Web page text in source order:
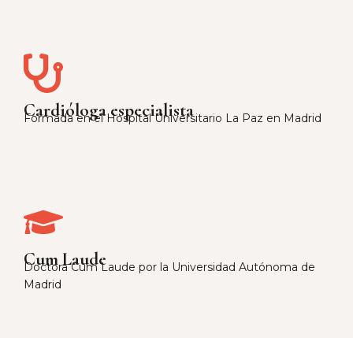
Cardióloga especialista
Formada en el Hospital Universitario La Paz en Madrid
Cum Laude
Doctora Cum Laude por la Universidad Autónoma de
Madrid